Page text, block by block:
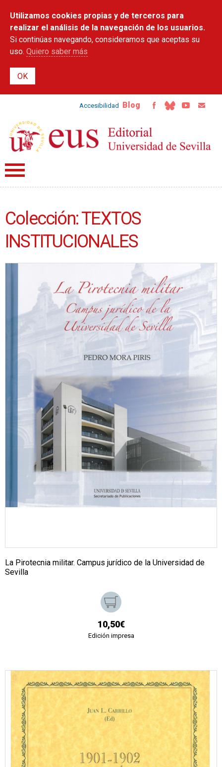
contenido
principal
Utilizamos cookies propias y de terceros para
realizar el análisis de la navegación de los usuarios.
Si continúas navegando, consideramos que aceptas su
uso. Quiero saber más
Accesibilidad Blog
Colección: TEXTOS
INSTITUCIONALES
La Pirotecnia militar. Campus jurídico de la Universidad de
Sevilla
10,50€
Edición impresa